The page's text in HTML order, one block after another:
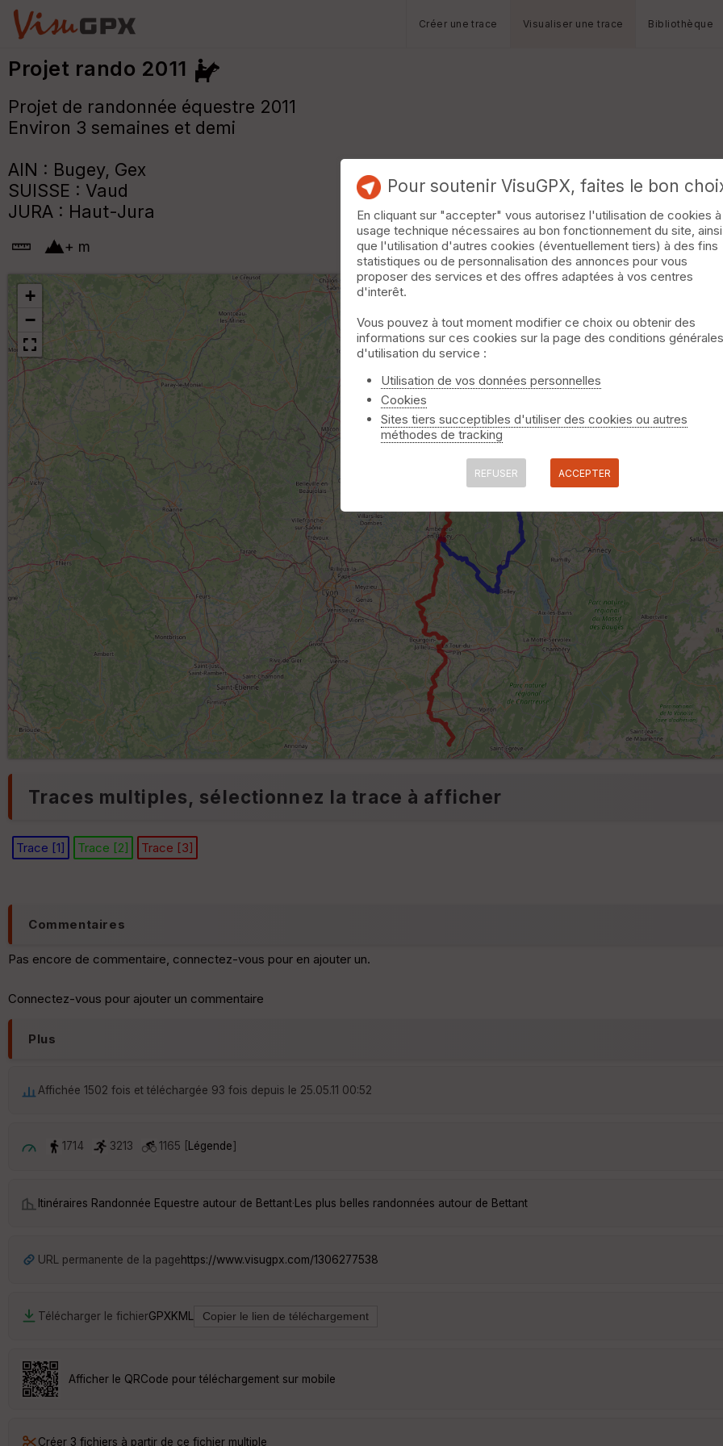
Créer une trace Visualiser une trace Bibliothèque
Projet rando 2011
Projet de randonnée équestre 2011
Environ 3 semaines et demi
AIN : Bugey, Gex
SUISSE : Vaud
JURA : Haut-Jura
+ m
+
−
Traces multiples, sélectionnez la trace à afficher
Trace [1] Trace [2] Trace [3]
Commentaires
Pas encore de commentaire, connectez-vous pour en ajouter un.
Connectez-vous pour ajouter un commentaire
Plus
Affichée 1502 fois et téléchargée 93 fois depuis le 25.05.11 00:52
1714 3213 1165 [ Légende]
Itinéraires Randonnée Equestre autour de Bettant· Les plus belles randonnées autour de Bettant
URL permanente de la pagehttps://www.visugpx.com/1306277538
Télécharger le fichierGPXKML
Afficher le QRCode pour téléchargement sur mobile
Créer 3 fichiers à partir de ce fichier multiple
Pour soutenir VisuGPX, faites le bon
En cliquant sur "accepter" vous autorisez l'utilisation de cookies à
usage technique nécessaires au bon fonctionnement du site, ainsi
que l'utilisation d'autres cookies (éventuellement tiers) à des fins
statistiques ou de personnalisation des annonces pour vous
proposer des services et des offres adaptées à vos centres
d'interêt.
Vous pouvez à tout moment modifier ce choix ou obtenir des
informations sur ces cookies sur la page des conditions générales
d'utilisation du service :
Utilisation de vos données personnelles
Cookies
Sites tiers succeptibles d'utiliser des cookies ou autres
méthodes de tracking
REFUSER ACCEPTER